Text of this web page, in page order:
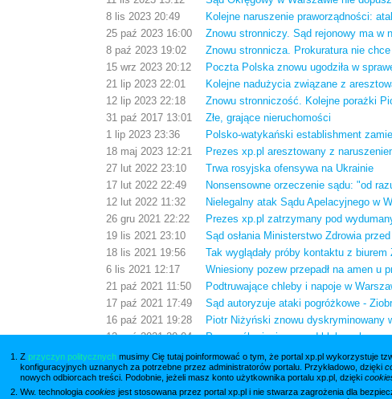
Z przyczyn politycznych musimy Cię tutaj poinformować o tym, że portal xp.pl wykorzystuje
konfiguracyjnych uznanych za potrzebne przez administratorów portalu. Przykładowo, dzięki
nowych odbiorcach treści. Podobnie, jeżeli masz konto użytkownika portalu xp.pl, dzięki
Ww. technologia cookies jest stosowana przez portal xp.pl i nie stwarza zagrożenia dla
8 lis 2023 20:49
Kolejne naruszenie praworządności:
25 paź 2023 16:00
Znowu stronniczy. Sąd rejonowy ma w
8 paź 2023 19:02
Znowu stronnicza. Prokuratura nie
15 wrz 2023 20:12
Poczta Polska znowu ugodziła w
21 lip 2023 22:01
Kolejne nadużycia związane z
12 lip 2023 22:18
Znowu stronniczość. Kolejne porażki
31 paź 2017 13:01
Złe, grające nieruchomości
1 lip 2023 23:36
Polsko-watykański establishment
18 maj 2023 12:21
Prezes xp.pl aresztowany z
27 lut 2022 23:10
Trwa rosyjska ofensywa na Ukrainie
17 lut 2022 22:49
Nonsensowne orzeczenie sądu: "od
12 lut 2022 11:32
Nielegalny atak Sądu Apelacyjnego w
26 gru 2021 22:22
Prezes xp.pl zatrzymany pod
19 lis 2021 23:10
Sąd osłania Ministerstwo Zdrowia
18 lis 2021 19:56
Tak wyglądały próby kontaktu z
6 lis 2021 12:17
Wniesiony pozew przepadł na amen u
21 paź 2021 11:50
Podtruwające chleby i napoje w
17 paź 2021 17:49
Sąd autoryzuje ataki pogróżkowe -
16 paź 2021 19:28
Piotr Niżyński znowu dyskryminowany
12 paź 2021 20:04
Przez pół miesiąca rząd blokował
18 wrz 2021 21:34
Odmowa ścigania sędziów łamiących
31 lip 2021 20:20
Co jest nie w porządku z nowym